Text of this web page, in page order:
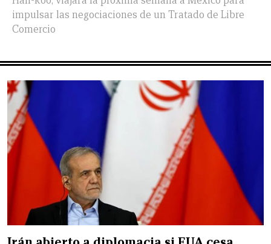
impulsar las negociaciones de un Tratado de Libre
Comercio